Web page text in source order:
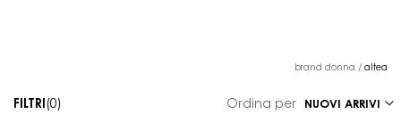
brand donna / altea
FILTRI (0) Ordina per